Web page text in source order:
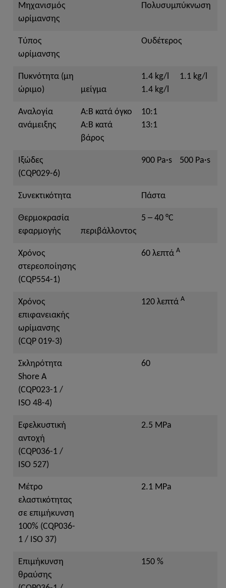
Μηχανισμός
ωρίμανσης
Πολυσυμπύκνωση
Τύπος
ωρίμανσης
Ουδέτερος
Πυκνότητα (μη
ώριμο)
μείγμα
1.4 kg/l
1.1 kg/l
1.4 kg/l
Αναλογία
ανάμειξης
A:B κατά όγκο
A:B κατά
βάρος
10:1
13:1
Ιξώδες
(CQP029-6)
900 Pa·s 500 Pa·s
Συνεκτικότητα Πάστα
Θερμοκρασία
εφαρμογής
περιβάλλοντος
5 ─ 40 °C
Χρόνος
στερεοποίησης
(CQP554-1)
60 λεπτά A
Χρόνος
επιφανειακής
ωρίμανσης
(CQP 019-3)
120 λεπτά A
Σκληρότητα
Shore A
(CQP023-1 /
ISO 48-4)
60
Εφελκυστική
αντοχή
(CQP036-1 /
ISO 527)
2.5 MPa
Μέτρο
ελαστικότητας
σε επιμήκυνση
100% (CQP036-
1 / ISO 37)
2.1 MPa
Επιμήκυνση
θραύσης
150 %